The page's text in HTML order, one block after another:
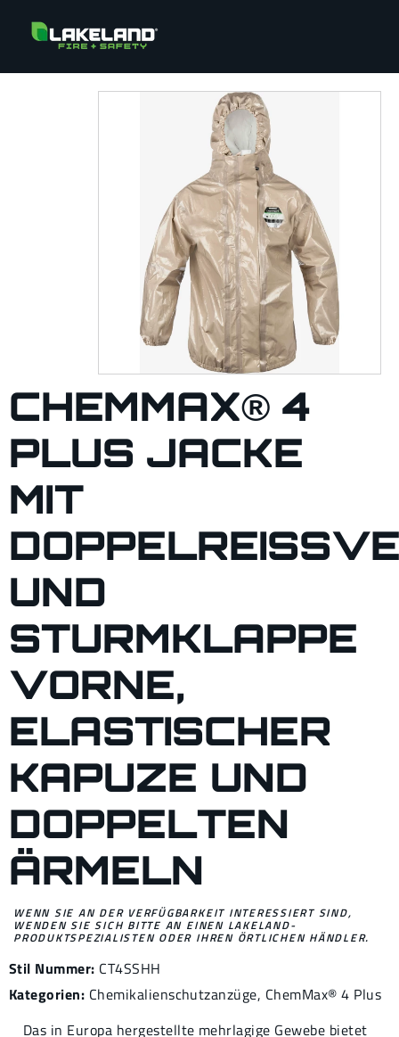
CHEMMAX® 4
PLUS JACKE
MIT
ND S
TURMKLAPPE V
ORNE, E
LASTISCHER K
APUZE UND D
OPPELTEN Ä
RMELN
WENN SIE AN DER VERFÜGBARKEIT INTERESSIERT SIND,
WENDEN SIE SICH BITTE AN EINEN LAKELAND-
PRODUKTSPEZIALISTEN ODER IHREN ÖRTLICHEN HÄNDLER.
Stil Nummer: CT4SSHH
Kategorien: Chemikalienschutzanzüge, ChemMax® 4 Plus
Das in Europa hergestellte mehrlagige Gewebe bietet